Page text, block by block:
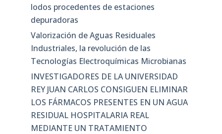
lodos procedentes de estaciones
depuradoras
Valorización de Aguas Residuales
Industriales, la revolución de las
Tecnologías Electroquímicas Microbianas
INVESTIGADORES DE LA UNIVERSIDAD
REY JUAN CARLOS CONSIGUEN ELIMINAR
LOS FÁRMACOS PRESENTES EN UN AGUA
RESIDUAL HOSPITALARIA REAL
MEDIANTE UN TRATAMIENTO